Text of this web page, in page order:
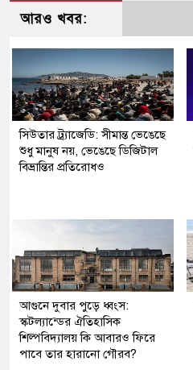
আরও খবর:
সিউতার ট্র্যাজেডি: সীমান্ত ভেঙেছে
শুধু মানুষ নয়, ভেঙেছে ডিজিটাল
বিভ্রান্তির প্রতিরোধও
আগুনে দুবার পুড়ে ধ্বংস:
স্কটল্যান্ডের ঐতিহাসিক
শিল্পবিদ্যালয় কি আবারও ফিরে
পাবে তার হারানো গৌরব?